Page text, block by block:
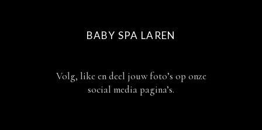
BABY SPA LAREN
Volg, like en deel jouw foto’s op onze
social media pagina’s.